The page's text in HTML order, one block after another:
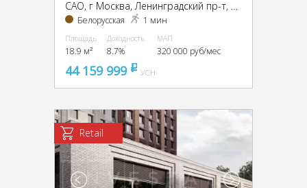
Белорусская 1 мин
Площадь
18.9 м²
Доходность
8.7%
МАП
320 000 руб/мес
44 159 999 pуб
УСН
Retail